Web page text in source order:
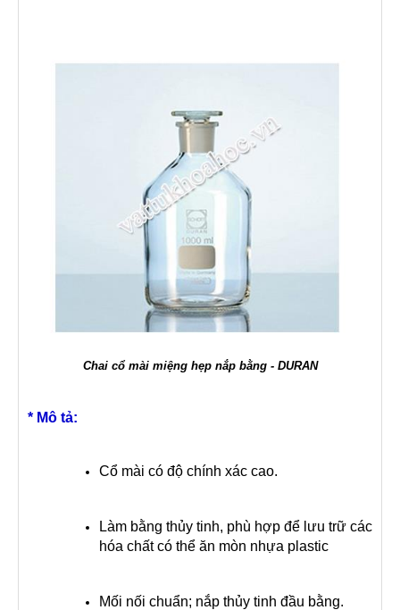
Chai cổ mài miệng hẹp nắp bằng - DURAN
* Mô tả:
Cổ mài có độ chính xác cao.
Làm bằng thủy tinh, phù hợp để lưu trữ các
hóa chất có thể ăn mòn nhựa plastic
Mối nối chuẩn; nắp thủy tinh đầu bằng.